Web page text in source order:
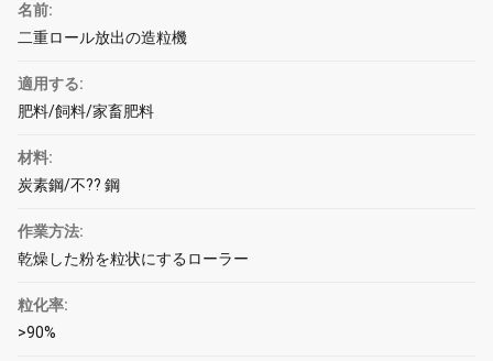
名前:
二重ロール放出の造粒機
適用する:
肥料/飼料/家畜肥料
材料:
炭素鋼/不?? 鋼
作業方法:
乾燥した粉を粒状にするローラー
粒化率:
>90%